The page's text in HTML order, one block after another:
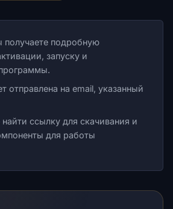
получаете подробную
запуску и
отправлена на email, указанный
ссылку для скачивания и
для работы